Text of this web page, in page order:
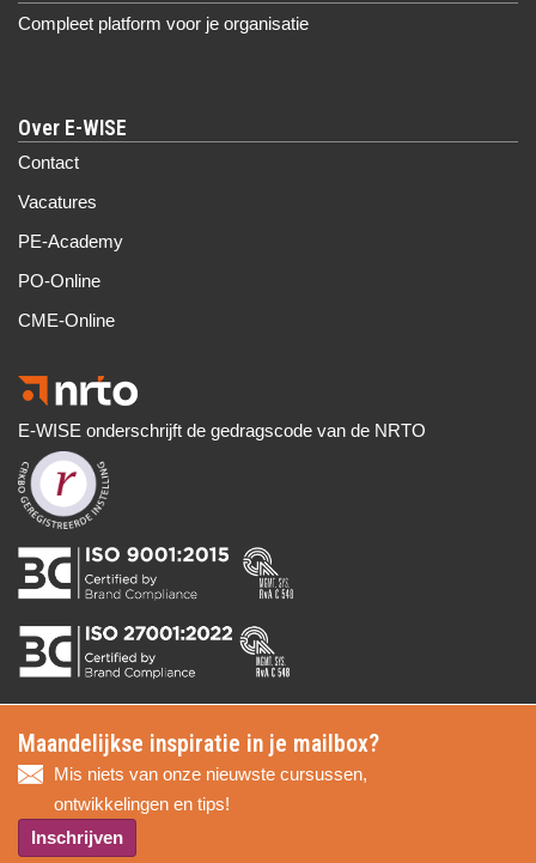
Compleet platform voor je organisatie
Over E-WISE
Contact
Vacatures
PE-Academy
PO-Online
CME-Online
E-WISE onderschrijft de gedragscode van de NRTO
Maandelijkse inspiratie in je mailbox?
Mis niets van onze nieuwste cursussen,
ontwikkelingen en tips!
Inschrijven